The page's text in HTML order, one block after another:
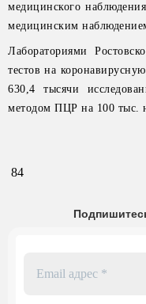
медицинского
медицинским
Лабораториями
тестов на
630,4 тысячи
методом ПЦР на 100 тыс.
84